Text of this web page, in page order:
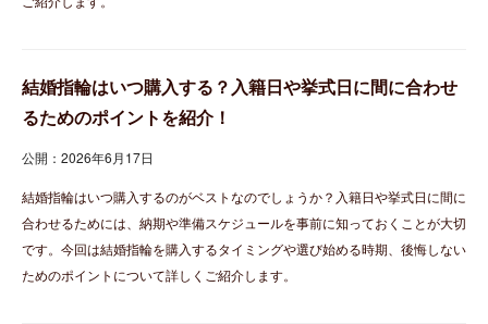
結婚指輪はいつ購入する？入籍日や挙式日に間に合わせ
るためのポイントを紹介！
公開：2026年6月17日
結婚指輪はいつ購入するのがベストなのでしょうか？入籍日や挙式日に間に
合わせるためには、納期や準備スケジュールを事前に知っておくことが大切
です。今回は結婚指輪を購入するタイミングや選び始める時期、後悔しない
ためのポイントについて詳しくご紹介します。